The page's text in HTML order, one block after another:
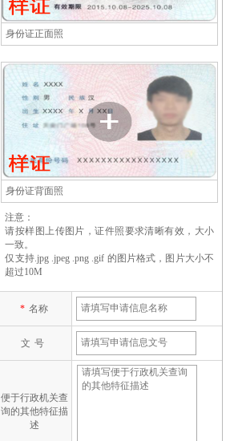
身份证正面照
身份证背面照
注意：
请按样图上传图片，证件照要求清晰有效，大小
一致。
仅支持.jpg .jpeg .png .gif 的图片格式，图片大小不
超过10M
* 名称
文号
便于行政机关查
询的其他特征描
述